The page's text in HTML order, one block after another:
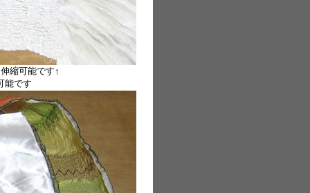
縮可能です↑
能です